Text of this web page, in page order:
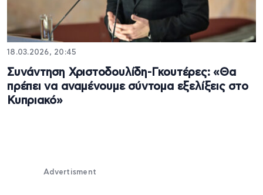
18.03.2026, 20:45
Συνάντηση Χριστοδουλίδη-Γκουτέρες: «Θα
πρέπει να αναμένουμε σύντομα εξελίξεις στο
Κυπριακό»
Advertisment